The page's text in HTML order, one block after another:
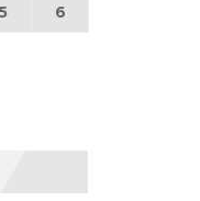
2026
5 september 2026
6